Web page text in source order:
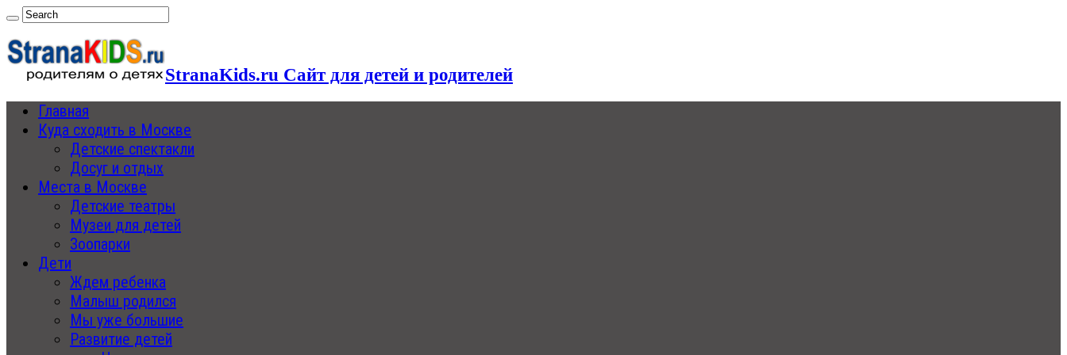
StranaKids.ru Сайт для детей и родителей
Главная
Куда сходить в Москве
Детские спектакли
Досуг и отдых
Места в Москве
Детские театры
Музеи для детей
Зоопарки
Дети
Ждем ребенка
Малыш родился
Мы уже большие
Развитие детей